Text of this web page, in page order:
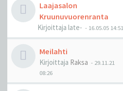
Laajasalon
Kruunuvuorenranta
Kirjoittaja late- - 16.05.05 14:51
Meilahti
Kirjoittaja Raksa - 29.11.21
08:26